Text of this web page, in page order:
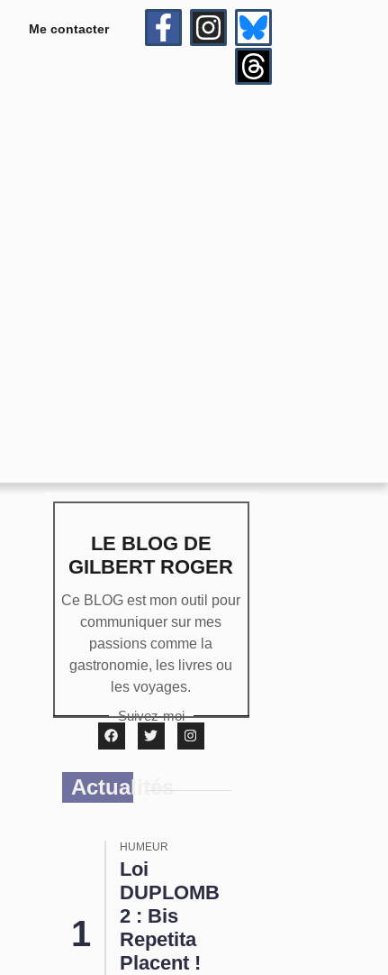
Me contacter
LE BLOG DE
GILBERT ROGER
Ce BLOG est mon outil pour
communiquer sur mes
passions comme la
gastronomie, les livres ou
les voyages.
Suivez-moi
Actualités
HUMEUR
Loi
DUPLOMB
2 : Bis
Repetita
Placent !